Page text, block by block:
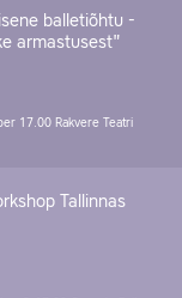
balletiõhtu -
armastusest"
17.00 Rakvere Teatri
Tallinnas